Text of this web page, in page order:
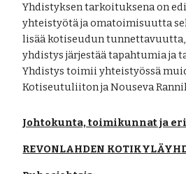
Yhdistyksen tarkoituksena on
yhteistyötä ja omatoimisuutta
lisää kotiseudun
yhdistys järjestää tapahtumia ja
Yhdistys toimii yhteistyössä
Kotiseutuliiton ja Nouseva
Johtokunta, toimikunnat ja
REVONLAHDEN